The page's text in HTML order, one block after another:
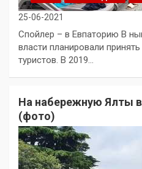
25-06-2021
Спойлер – в Евпаторию В
власти планировали
туристов. В 2019…
На набережную Ялты
(фото)